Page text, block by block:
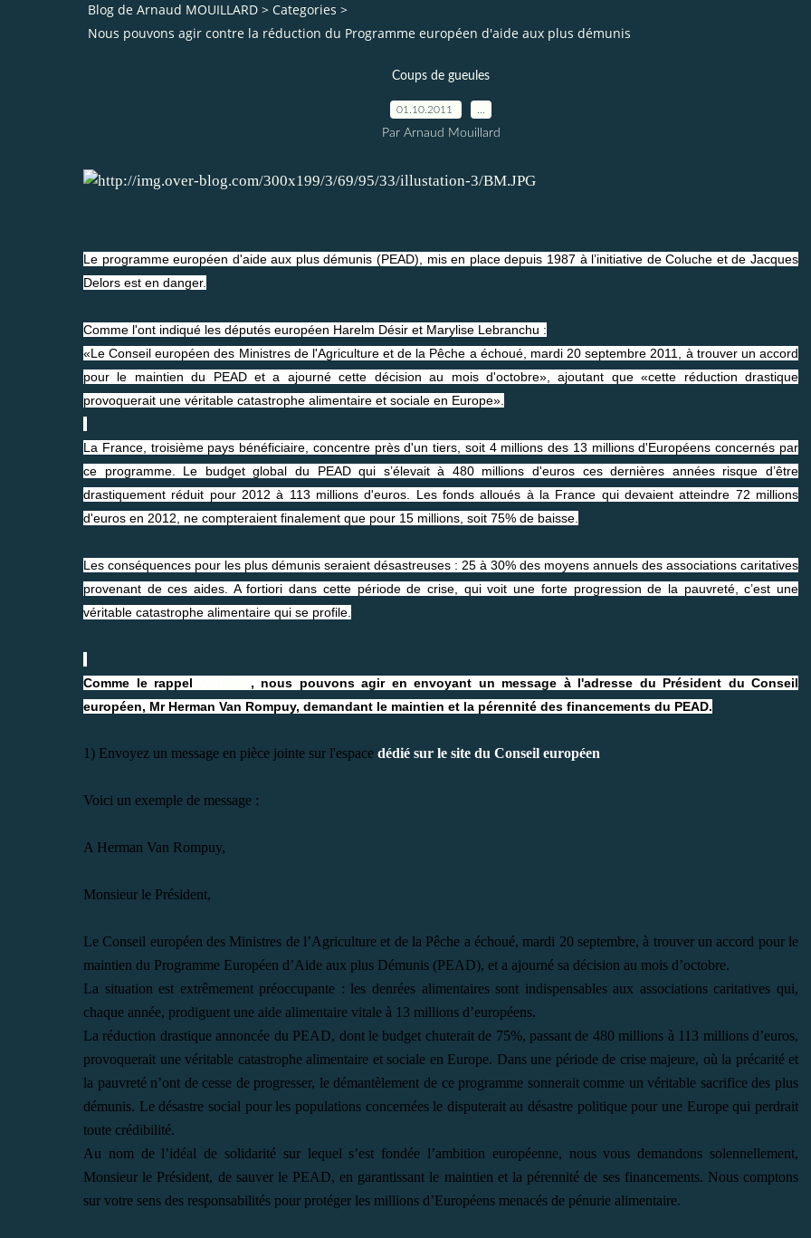
Blog de Arnaud MOUILLARD > Categories >
Nous pouvons agir contre la réduction du Programme européen d'aide aux plus démunis
Coups de gueules
01.10.2011
Par Arnaud Mouillard
Le programme européen d'aide aux plus démunis (PEAD), mis en place depuis 1987 à l’initiative de Coluche et de Jacques
Delors est en danger.
Comme l'ont indiqué les députés européen Harelm Désir et Marylise Lebranchu :
«Le Conseil européen des Ministres de l'Agriculture et de la Pêche a échoué, mardi 20 septembre 2011, à trouver un accord
pour le maintien du PEAD et a ajourné cette décision au mois d'octobre», ajoutant que «cette réduction drastique
provoquerait une véritable catastrophe alimentaire et sociale en Europe».
La France, troisième pays bénéficiaire, concentre près d'un tiers, soit 4 millions des 13 millions d'Européens concernés par
ce programme. Le budget global du PEAD qui s’élevait à 480 millions d'euros ces dernières années risque d’être
drastiquement réduit pour 2012 à 113 millions d'euros. Les fonds alloués à la France qui devaient atteindre 72 millions
d'euros en 2012, ne compteraient finalement que pour 15 millions, soit 75% de baisse.
Les conséquences pour les plus démunis seraient désastreuses : 25 à 30% des moyens annuels des associations caritatives
provenant de ces aides. A fortiori dans cette période de crise, qui voit une forte progression de la pauvreté, c’est une
véritable catastrophe alimentaire qui se profile.
Comme le rappel
, nous pouvons agir en envoyant un message à l'adresse du Président du Conseil
européen, Mr Herman Van Rompuy, demandant le maintien et la pérennité des financements du PEAD.
1) Envoyez un message en pièce jointe sur l'espace dédié sur le site du Conseil européen
Voici un exemple de message :
A Herman Van Rompuy,
Monsieur le Président,
Le Conseil européen des Ministres de l’Agriculture et de la Pêche a échoué, mardi 20 septembre, à trouver un accord pour le
maintien du Programme Européen d’Aide aux plus Démunis (PEAD), et a ajourné sa décision au mois d’octobre.
La situation est extrêmement préoccupante : les denrées alimentaires sont indispensables aux associations caritatives qui,
chaque année, prodiguent une aide alimentaire vitale à 13 millions d’européens.
La réduction drastique annoncée du PEAD, dont le budget chuterait de 75%, passant de 480 millions à 113 millions d’euros,
provoquerait une véritable catastrophe alimentaire et sociale en Europe. Dans une période de crise majeure, où la précarité et
la pauvreté n’ont de cesse de progresser, le démantèlement de ce programme sonnerait comme un véritable sacrifice des plus
démunis. Le désastre social pour les populations concernées le disputerait au désastre politique pour une Europe qui perdrait
toute crédibilité.
Au nom de l’idéal de solidarité sur lequel s’est fondée l’ambition européenne, nous vous demandons solennellement,
Monsieur le Président, de sauver le PEAD, en garantissant le maintien et la pérennité de ses financements. Nous comptons
sur votre sens des responsabilités pour protéger les millions d’Européens menacés de pénurie alimentaire.